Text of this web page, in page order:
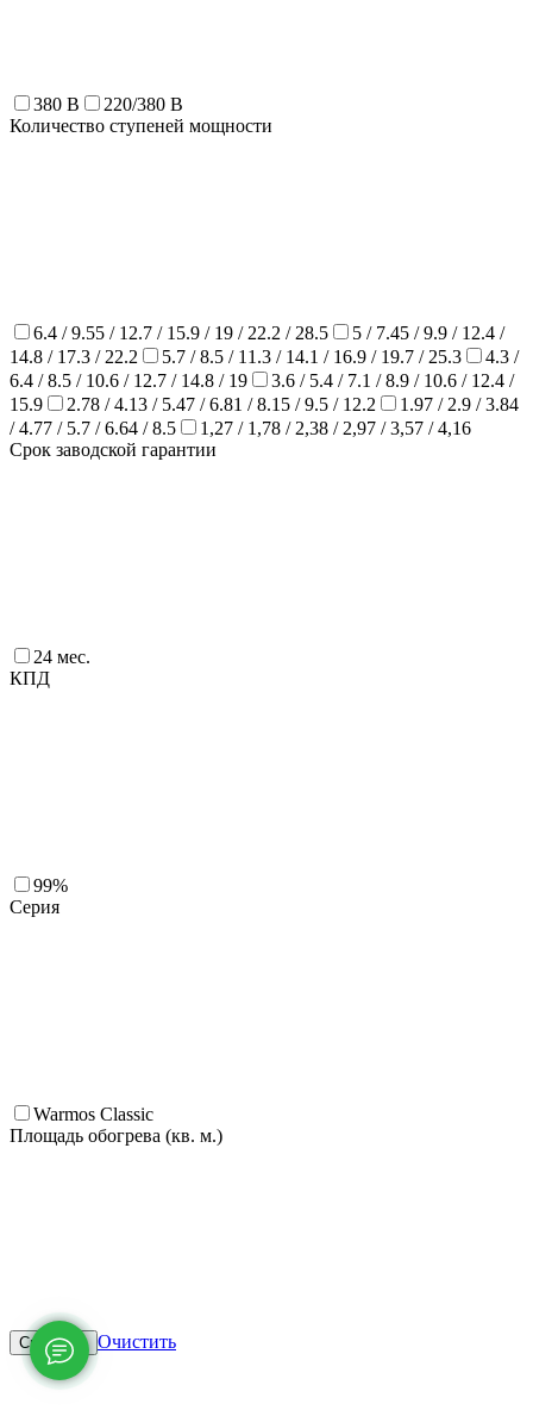
380 В
220/380 В
Количество ступеней мощности
6.4 / 9.55 / 12.7 / 15.9 / 19 / 22.2 / 28.5
5 / 7.45 / 9.9 / 12.4 /
14.8 / 17.3 / 22.2
5.7 / 8.5 / 11.3 / 14.1 / 16.9 / 19.7 / 25.3
4.3 /
6.4 / 8.5 / 10.6 / 12.7 / 14.8 / 19
3.6 / 5.4 / 7.1 / 8.9 / 10.6 / 12.4 /
15.9
2.78 / 4.13 / 5.47 / 6.81 / 8.15 / 9.5 / 12.2
1.97 / 2.9 / 3.84
/ 4.77 / 5.7 / 6.64 / 8.5
1,27 / 1,78 / 2,38 / 2,97 / 3,57 / 4,16
Срок заводской гарантии
24 мес.
КПД
99%
Серия
Warmos Classic
Площадь обогрева (кв. м.)
Смотреть Очистить